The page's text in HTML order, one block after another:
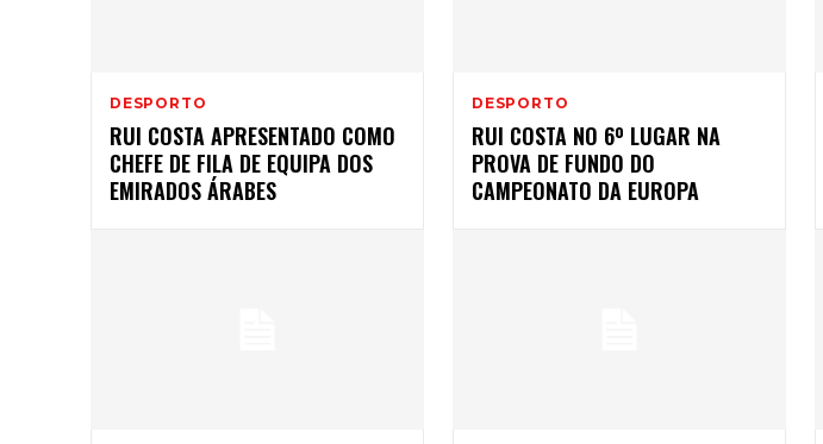
DESPORTO
RUI COSTA APRESENTADO COMO
CHEFE DE FILA DE EQUIPA DOS
EMIRADOS ÁRABES
DESPORTO
RUI COSTA NO 6º LUGAR NA
PROVA DE FUNDO DO
CAMPEONATO DA EUROPA